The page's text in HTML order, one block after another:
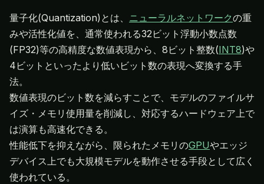
量子化(Quantization)とは、 ニューラルネットワークの重
みや活性化値を、通常使われる32ビット浮動小数点数
(FP32)等の高精度な数値表現から、8ビット整数(INT8)や
4ビットといったより低いビット数の表現へ変換する手
法。
数値表現のビット数を減らすことで、モデルのファイルサ
イズ・メモリ使用量を削減し、対応するハードウェア上で
は演算も高速化できる。
性能低下を抑えながら、限られたメモリのGPUやエッジ
デバイス上でも大規模モデルを動作させる手段として広く
使われている。